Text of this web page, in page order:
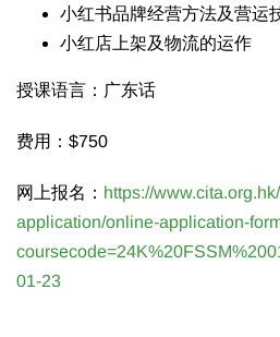
小红书品牌经营方法及营运
小红店上架及物流的运作
授课语言：广东话
费用：$750
网上报名： https://
application/online-application-
01-23